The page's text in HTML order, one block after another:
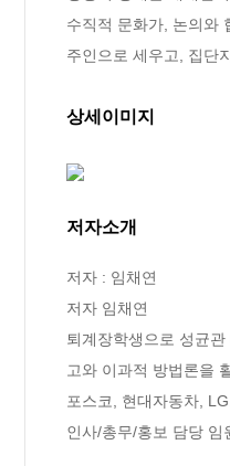
수직적 문화가, 논의와
주인으로 세우고, 집단
상세이미지
저자소개
저자 : 임채연
저자 임채연
퇴계장학생으로 성균
고와 이과적 방법론을
포스코, 현대자동차,
인사/총무/홍보 담당 임